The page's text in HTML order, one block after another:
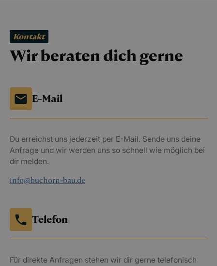
Kontakt
Wir beraten dich gerne
E-Mail
Du erreichst uns jederzeit per E-Mail. Sende uns deine
Anfrage und wir werden uns so schnell wie möglich bei
dir melden.
info@buchorn-bau.de
Telefon
Für direkte Anfragen stehen wir dir gerne telefonisch